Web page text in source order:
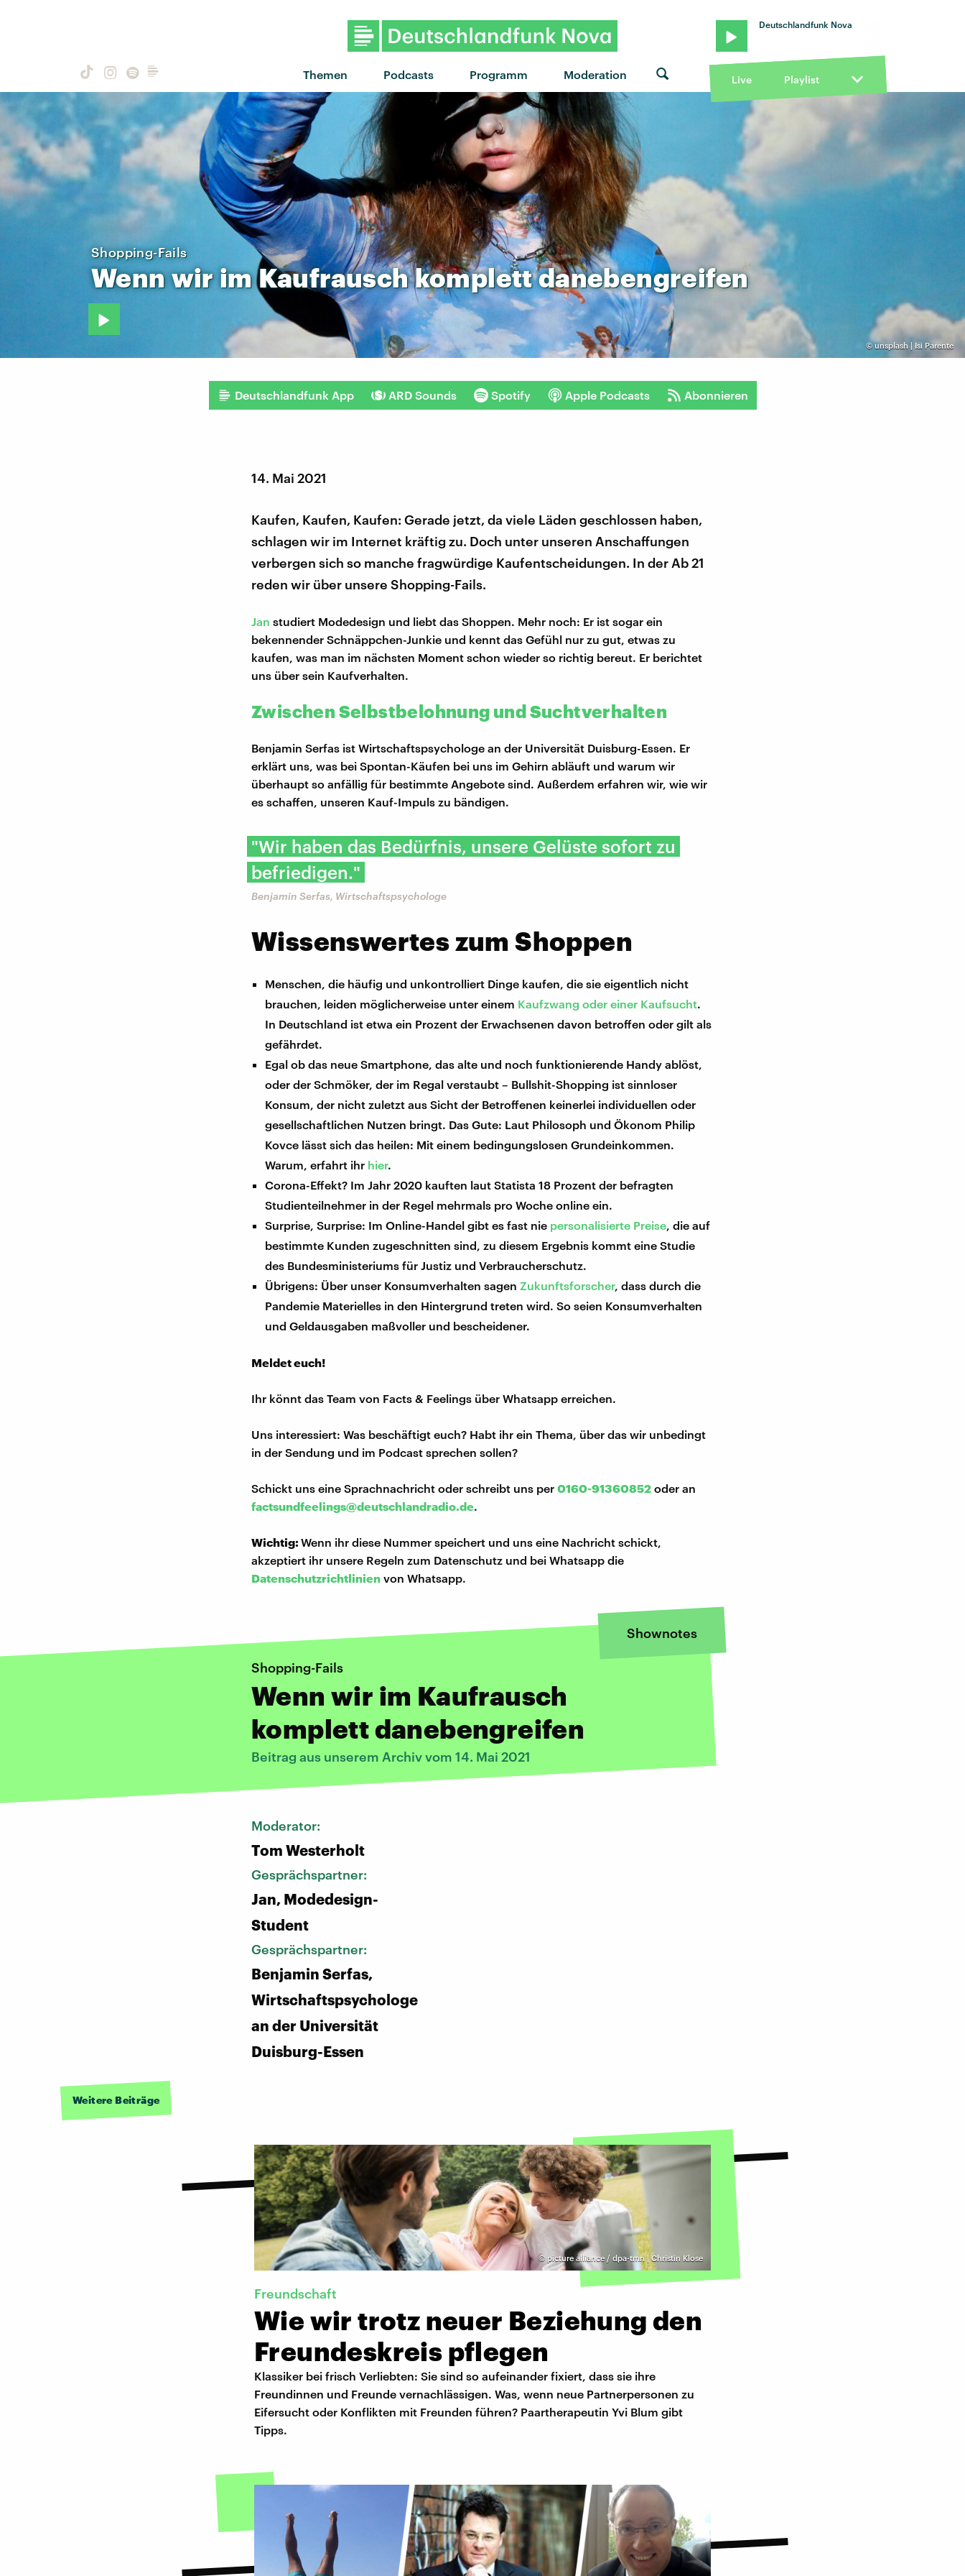
Themen Podcasts Programm Moderation
Deutschlandfunk Nova
Live Playlist
©unsplash | Isi Parente
Shopping-Fails
WennwirimKaufrauschkomplettdanebengreifen
Deutschlandfunk App ARD Sounds Spotify Apple Podcasts Abonnieren
14. Mai 2021
Kaufen, Kaufen, Kaufen: Gerade jetzt, da viele Läden geschlossen haben,
schlagen wir im Internet kräftig zu. Doch unter unseren Anschaffungen
verbergen sich so manche fragwürdige Kaufentscheidungen. In der Ab 21
reden wir über unsere Shopping-Fails.
Jan studiert Modedesign und liebt das Shoppen. Mehr noch: Er ist sogar ein
bekennender Schnäppchen-Junkie und kennt das Gefühl nur zu gut, etwas zu
kaufen, was man im nächsten Moment schon wieder so richtig bereut. Er berichtet
uns über sein Kaufverhalten.
Zwischen Selbstbelohnung und Suchtverhalten
Benjamin Serfas ist Wirtschaftspsychologe an der Universität Duisburg-Essen. Er
erklärt uns, was bei Spontan-Käufen bei uns im Gehirn abläuft und warum wir
überhaupt so anfällig für bestimmte Angebote sind. Außerdem erfahren wir, wie wir
es schaffen, unseren Kauf-Impuls zu bändigen.
"Wir haben das Bedürfnis, unsere Gelüste sofort zu
befriedigen."
Benjamin Serfas, Wirtschaftspsychologe
Wissenswertes zum Shoppen
Menschen, die häufig und unkontrolliert Dinge kaufen, die sie eigentlich nicht
brauchen, leiden möglicherweise unter einem Kaufzwang oder einer Kaufsucht.
In Deutschland ist etwa ein Prozent der Erwachsenen davon betroffen oder gilt als
gefährdet.
Egal ob das neue Smartphone, das alte und noch funktionierende Handy ablöst,
oder der Schmöker, der im Regal verstaubt – Bullshit-Shopping ist sinnloser
Konsum, der nicht zuletzt aus Sicht der Betroffenen keinerlei individuellen oder
gesellschaftlichen Nutzen bringt. Das Gute: Laut Philosoph und Ökonom Philip
Kovce lässt sich das heilen: Mit einem bedingungslosen Grundeinkommen.
Warum, erfahrt ihr hier.
Corona-Effekt? Im Jahr 2020 kauften laut Statista 18 Prozent der befragten
Studienteilnehmer in der Regel mehrmals pro Woche online ein.
Surprise, Surprise: Im Online-Handel gibt es fast nie personalisierte Preise, die auf
bestimmte Kunden zugeschnitten sind, zu diesem Ergebnis kommt eine Studie
des Bundesministeriums für Justiz und Verbraucherschutz.
Übrigens: Über unser Konsumverhalten sagen Zukunftsforscher, dass durch die
Pandemie Materielles in den Hintergrund treten wird. So seien Konsumverhalten
und Geldausgaben maßvoller und bescheidener.
Meldet euch!
Ihr könnt das Team von Facts & Feelings über Whatsapp erreichen.
Uns interessiert: Was beschäftigt euch? Habt ihr ein Thema, über das wir unbedingt
in der Sendung und im Podcast sprechen sollen?
Schickt uns eine Sprachnachricht oder schreibt uns per 0160-91360852 oder an
factsundfeelings@deutschlandradio.de.
Wichtig:Wenn ihr diese Nummer speichert und uns eine Nachricht schickt,
akzeptiert ihr unsere Regeln zum Datenschutz und bei Whatsapp die
Datenschutzrichtlinien von Whatsapp.
Shownotes
Shopping-Fails
Wenn wir im Kaufrausch
komplett danebengreifen
Beitrag aus unserem Archiv vom 14. Mai 2021
Moderator:
Tom Westerholt
Gesprächspartner:
Jan, Modedesign-
Student
Gesprächspartner:
Benjamin Serfas,
Wirtschaftspsychologe
an der Universität
Duisburg-Essen
Weitere Beiträge
© picture alliance / dpa-tmn | Christin Klose
Freundschaft
Wie wir trotz neuer Beziehung den
Freundeskreis pflegen
Klassiker bei frisch Verliebten: Sie sind so aufeinander fixiert, dass sie ihre
Freundinnen und Freunde vernachlässigen. Was, wenn neue Partnerpersonen zu
Eifersucht oder Konflikten mit Freunden führen? Paartherapeutin Yvi Blum gibt
Tipps.